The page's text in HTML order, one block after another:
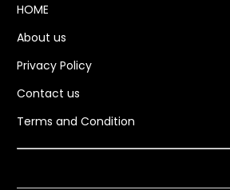
HOME
About us
Privacy Policy
Contact us
Terms and Condition